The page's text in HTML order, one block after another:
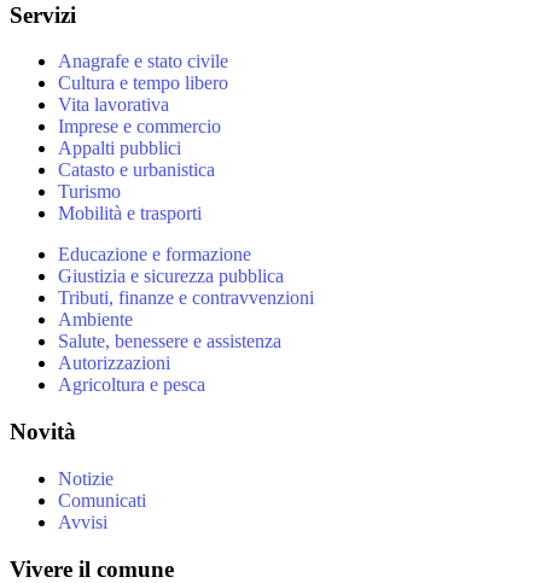
Servizi
Anagrafe e stato civile
Cultura e tempo libero
Vita lavorativa
Imprese e commercio
Appalti pubblici
Catasto e urbanistica
Turismo
Mobilità e trasporti
Educazione e formazione
Giustizia e sicurezza pubblica
Tributi, finanze e contravvenzioni
Ambiente
Salute, benessere e assistenza
Autorizzazioni
Agricoltura e pesca
Novità
Notizie
Comunicati
Avvisi
Vivere il comune